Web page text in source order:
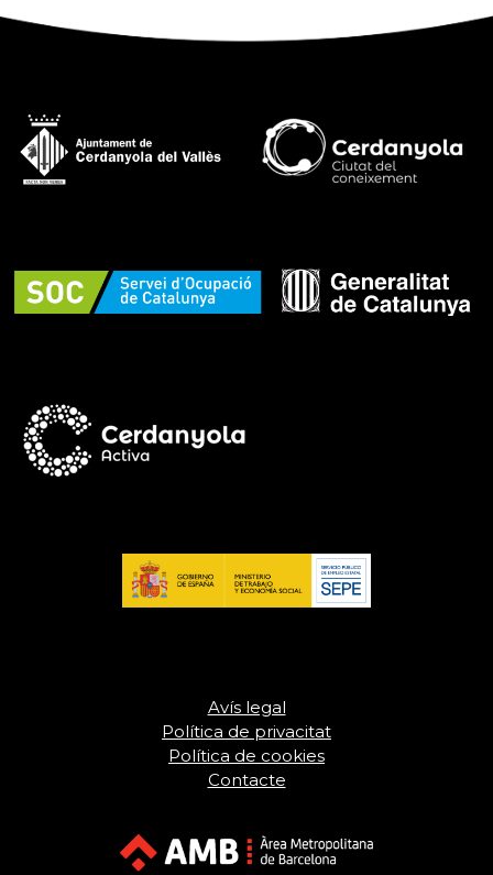
Avís legal
Política de privacitat
Política de cookies
Contacte